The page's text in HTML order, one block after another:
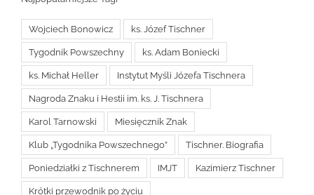
Wojciech Bonowicz ks. Józef Tischner
Tygodnik Powszechny ks. Adam Boniecki
ks. Michał Heller Instytut Myśli Józefa Tischnera
Nagroda Znaku i Hestii im. ks. J. Tischnera
Karol Tarnowski Miesięcznik Znak
Klub „Tygodnika Powszechnego” Tischner. Biografia
Poniedziałki z Tischnerem IMJT Kazimierz Tischner
Krótki przewodnik po życiu